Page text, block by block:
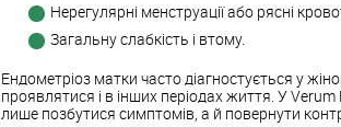
Нерегулярні менструації або рясні
Загальну слабкість і втому.
Ендометріоз матки часто діагностується у
проявлятися і в інших періодах життя. У
лише позбутися симптомів, а й повернути